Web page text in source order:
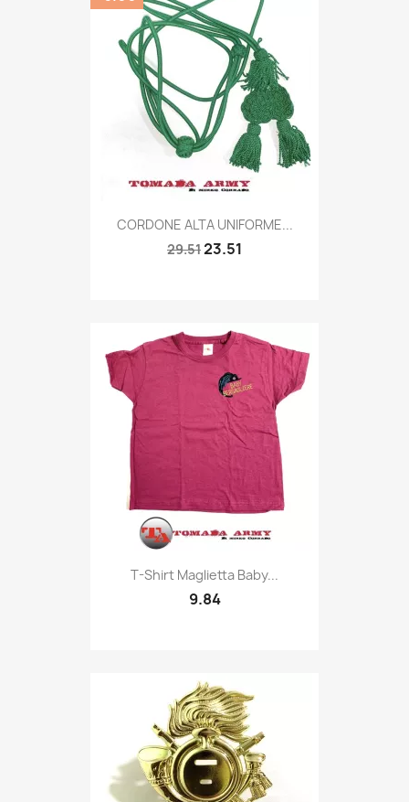
Quick view
CORDONE ALTA UNIFORME...
29.5123.51
Quick view
T-Shirt Maglietta Baby...
9.84